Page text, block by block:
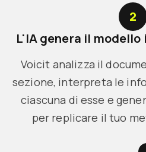
2
L'IA genera il
Voicit analizza il
sezione, interpreta le
ciascuna di esse e
per replicare il tuo